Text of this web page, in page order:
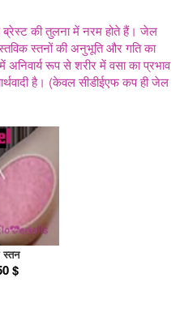
की तुलना में नरम होते हैं। जेल
स्तनों की अनुभूति और गति का
रूप से शरीर में वसा का प्रभाव
है। (केवल सीडीईएफ कप ही जेल
$